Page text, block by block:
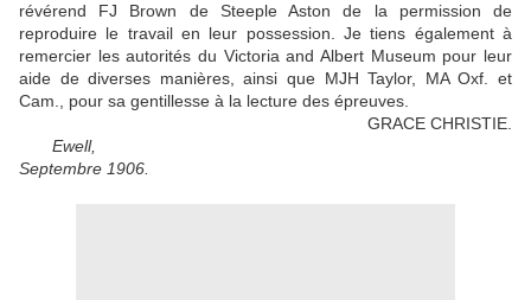
révérend FJ Brown de Steeple Aston de la permission de
reproduire le travail en leur possession. Je tiens également à
remercier les autorités du Victoria and Albert Museum pour leur
aide de diverses manières, ainsi que MJH Taylor, MA Oxf. et
Cam., pour sa gentillesse à la lecture des épreuves.
GRACE CHRISTIE.
Ewell,
Septembre 1906.